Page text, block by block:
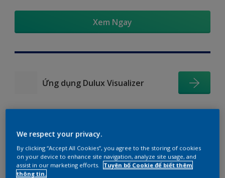
Xem Ngay
Ứng dụng Dulux Visualizer
Gợi ý phối màu
We respect your privacy.
By clicking “Accept All Cookies”, you agree to the storing of cookies
on your device to enhance site navigation, analyze site usage, and
assist in our marketing efforts.
Tuyên bố Cookie để biết thêm
thông tin.